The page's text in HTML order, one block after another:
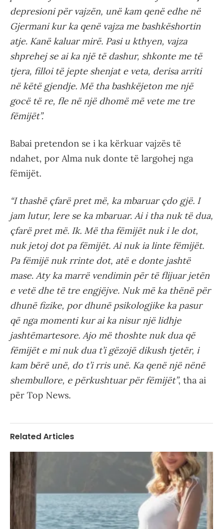
depresioni për vajzën, unë kam qenë edhe në
Gjermani kur ka qenë vajza me bashkëshortin
atje. Kanë kaluar mirë. Pasi u kthyen, vajza
shprehej se ai ka një të dashur, shkonte me të
tjera, filloi të jepte shenjat e veta, derisa arriti
në këtë gjendje. Më tha bashkëjeton me një
gocë të re, fle në një dhomë më vete me tre
fëmijët”.
Babai pretendon se i ka kërkuar vajzës të
ndahet, por Alma nuk donte të largohej nga
fëmijët.
“I thashë çfarë pret më, ka mbaruar çdo gjë. I
jam lutur, lere se ka mbaruar. Ai i tha nuk të dua,
çfarë pret më. Ik. Më tha fëmijët nuk i le dot,
nuk jetoj dot pa fëmijët. Ai nuk ia linte fëmijët.
Pa fëmijë nuk rrinte dot, atë e donte jashtë
mase. Aty ka marrë vendimin për të flijuar jetën
e vetë dhe të tre engjëjve. Nuk më ka thënë për
dhunë fizike, por dhunë psikologjike ka pasur
që nga momenti kur ai ka nisur një lidhje
jashtëmartesore. Ajo më thoshte nuk dua që
fëmijët e mi nuk dua t’i gëzojë dikush tjetër, i
kam bërë unë, do t’i rris unë. Ka qenë një nënë
shembullore, e përkushtuar për fëmijët”, tha ai
për Top News.
Related Articles